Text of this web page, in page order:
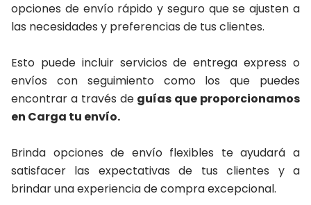
opciones de envío rápido y seguro que se ajusten a
las necesidades y preferencias de tus clientes.
Esto puede incluir servicios de entrega express o
envíos con seguimiento como los que puedes
encontrar a través de guías que proporcionamos
en Carga tu envío.
Brinda opciones de envío flexibles te ayudará a
satisfacer las expectativas de tus clientes y a
brindar una experiencia de compra excepcional.